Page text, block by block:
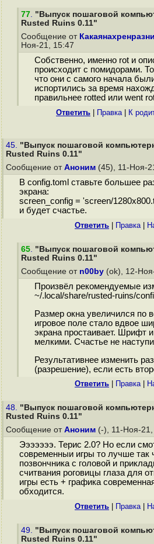
77. "Выпуск пошаговой
Rusted Ruins 0.11"
Сообщение от
Ноя-21, 15:47
Собственно, именно rot и
происходит с помидорами.
что они с самого начала
испортились за время
правильнее rotted или went
Ответить Правка| К
45. "Выпуск пошаговой
Rusted Ruins 0.11"
Сообщение от Аноним (45), 11-Ноя-
В config.toml ставьте большее
экрана:
screen_config = 'screen/
и будет счастье.
Ответить Правка|
65. "Выпуск пошаговой
Rusted Ruins 0.11"
Сообщение от n00by (ok), 12-
Произвёл рекомендуемые
~/.local/share/rusted-ruins/
Размер окна увеличился по
игровое поле стало вдвое
экрана простаивает. Шрифт
мелкими. Счастье не
Результативнее изменить
(разрешение), если есть
Ответить Правка|
48. "Выпуск пошаговой
Rusted Ruins 0.11"
Сообщение от Аноним (-), 11-Ноя-
Эээээээ. Терис 2.0? Но если
современныи игры то лучше так
позвончника с головой и
считвания роговицы глаза для
игры есть + графика
обходится.
Ответить Правка|
49. "Выпуск пошаговой
Rusted Ruins 0.11"